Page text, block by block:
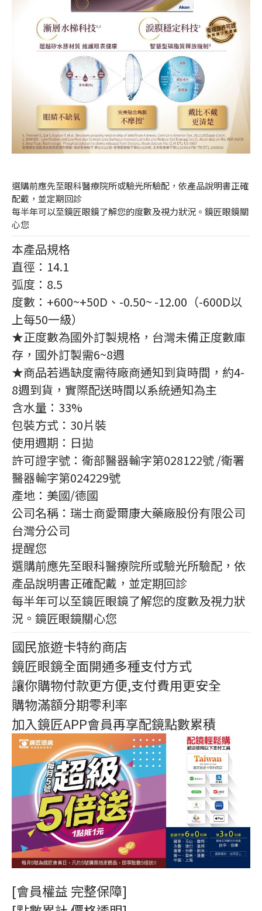
選購前應先至眼科醫療院所或驗光所驗配，依產品說明書正確
配戴，並定期回診
每半年可以至鏡匠眼鏡了解您的度數及視力狀況。鏡匠眼鏡關
心您
本產品規格
直徑：14.1
弧度：8.5
度數：+600~+50D、-0.50~ -12.00（-600D以
上每50一級）
★正度數為國外訂製規格，台灣未備正度數庫
存，國外訂製需6~8週
★商品若遇缺度需待廠商通知到貨時間，約4-
8週到貨，實際配送時間以系統通知為主
含水量：33%
包裝方式：30片裝
使用週期：日拋
許可證字號：衛部醫器輸字第028122號 /衛署
醫器輸字第024229號
產地：美國/德國
公司名稱：瑞士商愛爾康大藥廠股份有限公司
台灣分公司
提醒您
選購前應先至眼科醫療院所或驗光所驗配，依
產品說明書正確配戴，並定期回診
每半年可以至鏡匠眼鏡了解您的度數及視力狀
況。鏡匠眼鏡關心您
國民旅遊卡特約商店
鏡匠眼鏡全面開通多種支付方式
讓你購物付款更方便,支付費用更安全
購物滿額分期零利率
加入鏡匠APP會員再享配鏡點數累積
[會員權益 完整保障]